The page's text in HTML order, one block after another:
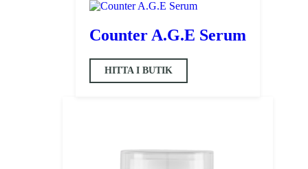
Counter A.G.E Serum
HITTA I BUTIK